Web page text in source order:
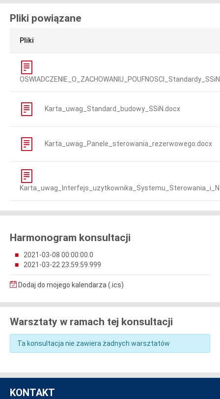
Pliki powiązane
Pliki
Karta_uwag_Standard_budowy_SSiN.docx
Karta_uwag_Panele_sterowania_rezerwowego.docx
Harmonogram konsultacji
2021-03-08 00:00:00.0
2021-03-22 23:59:59.999
Dodaj do mojego kalendarza (.ics)
Warsztaty w ramach tej konsultacji
Ta konsultacja nie zawiera żadnych warsztatów
KONTAKT